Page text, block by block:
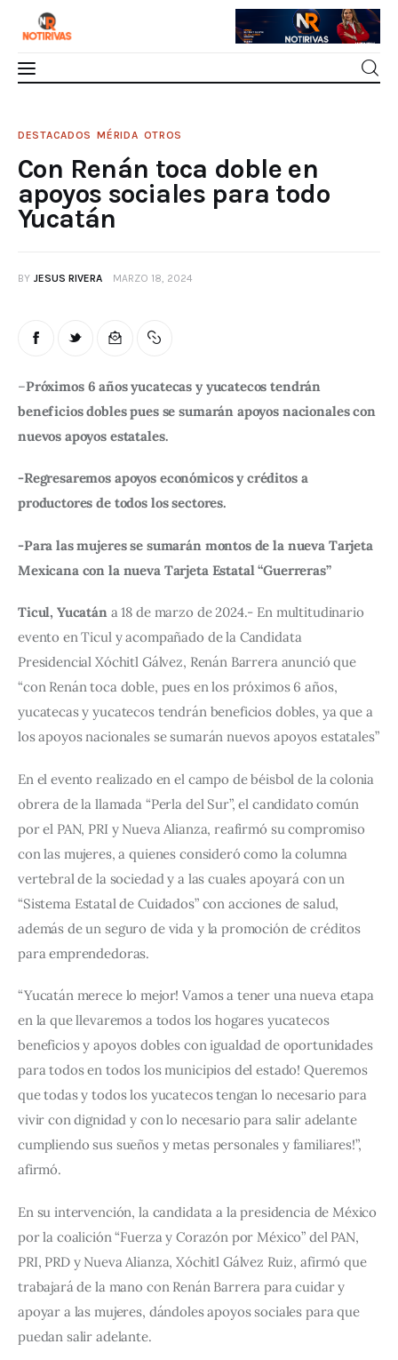
Con Renán toca doble en apoyos sociales
para todo Yucatán
0 Comments SHARE POST
Mérida
Interior del Estado
Economía
Espectáculos
DESTACADOS MÉRIDA OTROS
Con Renán toca doble en
apoyos sociales para todo
Yucatán
BY JESUS RIVERA MARZO 18, 2024
–Próximos 6 años yucatecas y yucatecos tendrán
beneficios dobles pues se sumarán apoyos nacionales con
nuevos apoyos estatales.
-Regresaremos apoyos económicos y créditos a
productores de todos los sectores.
-Para las mujeres se sumarán montos de la nueva Tarjeta
Mexicana con la nueva Tarjeta Estatal “Guerreras”
Ticul, Yucatán a 18 de marzo de 2024.- En multitudinario
evento en Ticul y acompañado de la Candidata
Presidencial Xóchitl Gálvez, Renán Barrera anunció que
“con Renán toca doble, pues en los próximos 6 años,
yucatecas y yucatecos tendrán beneficios dobles, ya que a
los apoyos nacionales se sumarán nuevos apoyos estatales”
En el evento realizado en el campo de béisbol de la colonia
obrera de la llamada “Perla del Sur”, el candidato común
por el PAN, PRI y Nueva Alianza, reafirmó su compromiso
con las mujeres, a quienes consideró como la columna
vertebral de la sociedad y a las cuales apoyará con un
“Sistema Estatal de Cuidados” con acciones de salud,
además de un seguro de vida y la promoción de créditos
para emprendedoras.
“Yucatán merece lo mejor! Vamos a tener una nueva etapa
en la que llevaremos a todos los hogares yucatecos
beneficios y apoyos dobles con igualdad de oportunidades
para todos en todos los municipios del estado! Queremos
que todas y todos los yucatecos tengan lo necesario para
vivir con dignidad y con lo necesario para salir adelante
cumpliendo sus sueños y metas personales y familiares!”,
afirmó.
En su intervención, la candidata a la presidencia de México
por la coalición “Fuerza y Corazón por México” del PAN,
PRI, PRD y Nueva Alianza, Xóchitl Gálvez Ruiz, afirmó que
trabajará de la mano con Renán Barrera para cuidar y
apoyar a las mujeres, dándoles apoyos sociales para que
puedan salir adelante.